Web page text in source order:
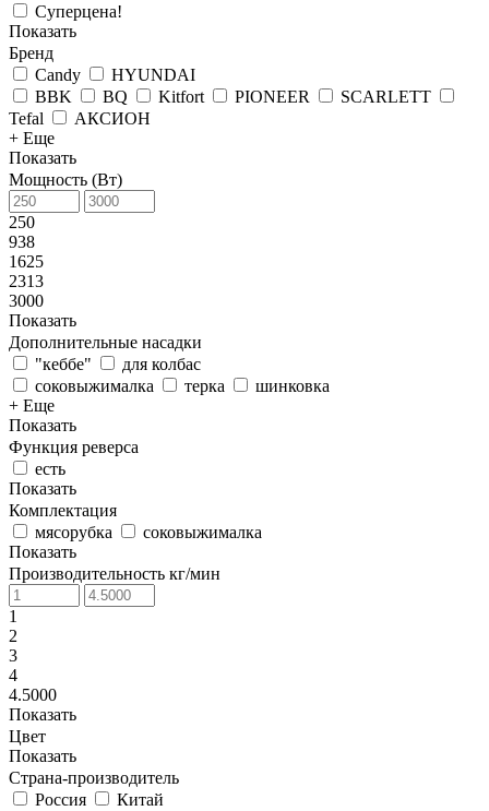
Суперцена!
Показать
Бренд
Candy
HYUNDAI
BBK
BQ Kitfort PIONEER
SCARLETT
Tefal
АКСИОН
+ Еще
Показать
Мощность (Вт)
250
938
1625
2313
3000
Показать
Дополнительные насадки
"кеббе"
для колбас
соковыжималка
терка
шинковка
+ Еще
Показать
Функция реверса
есть
Показать
Комплектация
мясорубка
соковыжималка
Показать
Производительность кг/мин
1
2
3
4
4.5000
Показать
Цвет
Показать
Страна-производитель
Россия
Китай